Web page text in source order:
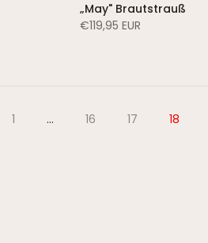
„May" Brautstrauß
€119,95 EUR
1 … 16 17 18